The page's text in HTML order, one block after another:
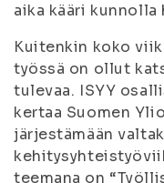
aika kääri kunnolla
Kuitenkin koko
työssä on ollut
tulevaa. ISYY
kertaa Suomen
järjestämään
teemana on